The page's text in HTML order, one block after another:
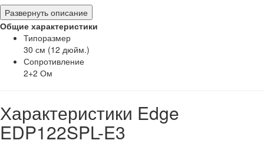
Развернуть описание
Общие характеристики
Типоразмер
30 см (12 дюйм.)
Сопротивление
2+2 Ом
Характеристики Edge
EDP122SPL-E3